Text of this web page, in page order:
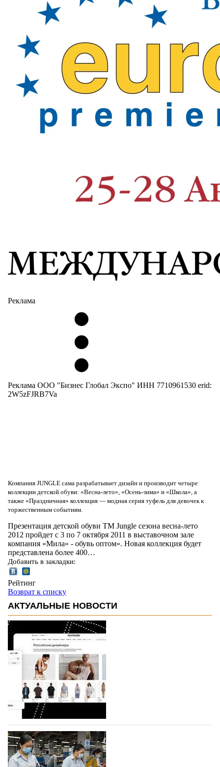
Реклама
Реклама ООО "Бизнес Глобал Экспо" ИНН 7710961530 erid:
2W5zFJRB7Va
Компания JUNGLE сама разрабатывает дизайн и производит четыре
коллекции детской обуви: «Весна-лето», «Осень-зима» и «Школа», а
также «Праздничная» коллекция — модная серия туфель для девочек к
торжественным событиям.
Презентация детской обуви ТМ Jungle сезона весна-лето
2012 пройдет с 3 по 7 октября 2011 в выставочном зале
компания «Мила» - обувь оптом». Новая коллекция будет
представлена более 400…
Добавить в закладки:
Рейтинг
Возврат к списку
АКТУАЛЬНЫЕ НОВОСТИ
На платформе Lamoda - новый раздел и
условия продвижения локальных